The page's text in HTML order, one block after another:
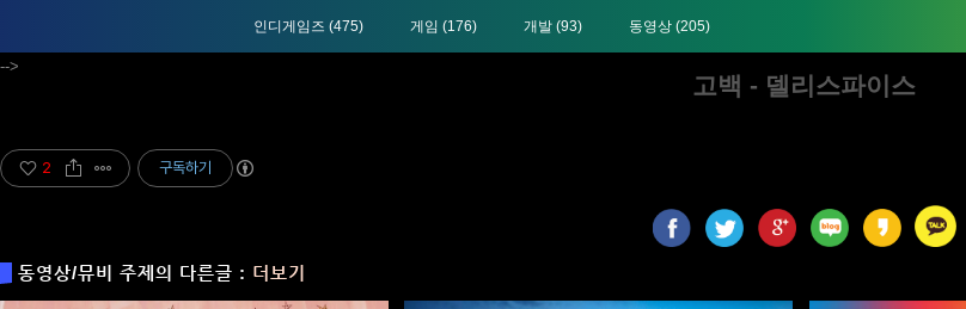
인디게임즈 (475) 게임 (176) 개발 (93) 동영상 (205)
고백 - 델리스파이스
-->
2 구독하기
동영상/뮤비 주제의 다른글 : 더보기